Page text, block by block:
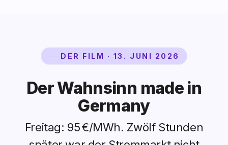
DER FILM · 13. JUNI 2026
Der Wahnsinn made in
Germany
Freitag: 95 €/MWh. Zwölf Stunden